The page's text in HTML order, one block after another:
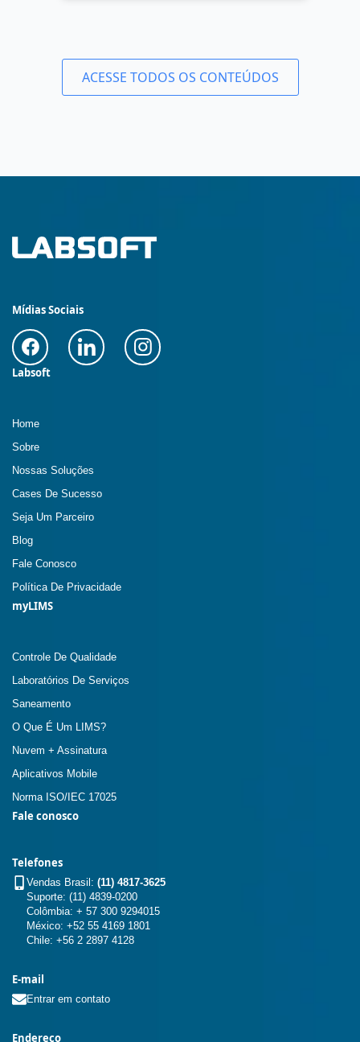
ACESSE TODOS OS CONTEÚDOS
Mídias Sociais
Labsoft
Home
Sobre
Nossas Soluções
Cases De Sucesso
Seja Um Parceiro
Blog
Fale Conosco
Política De Privacidade
myLIMS
Controle De Qualidade
Laboratórios De Serviços
Saneamento
O Que É Um LIMS?
Nuvem + Assinatura
Aplicativos Mobile
Norma ISO/IEC 17025
Fale conosco
Telefones
Vendas Brasil: (11) 4817-3625
Suporte: (11) 4839-0200
Colômbia: + 57 300 9294015
México: +52 55 4169 1801
Chile: +56 2 2897 4128
E-mail
Entrar em contato
Endereço